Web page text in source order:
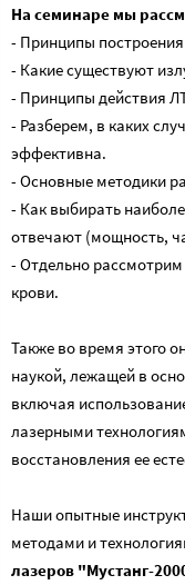
На семинаре мы
- Принципы
- Какие существуют
- Принципы действия
- Разберем, в каких
эффективна.
- Основные методики
- Как выбирать
отвечают (мощность,
- Отдельно
крови.
Также во время этого
наукой, лежащей в
включая
лазерными
восстановления ее
Наши опытные
методами и
лазеров "Мустанг-